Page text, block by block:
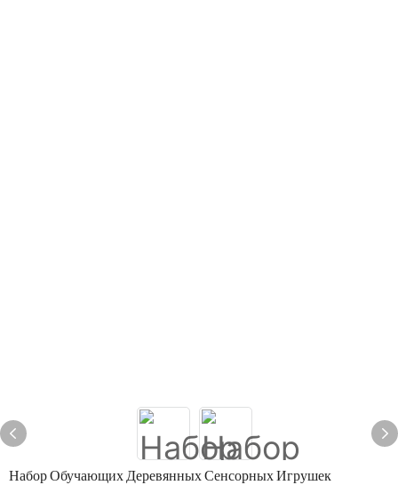
Набор Обучающих Деревянных Сенсорных Игрушек